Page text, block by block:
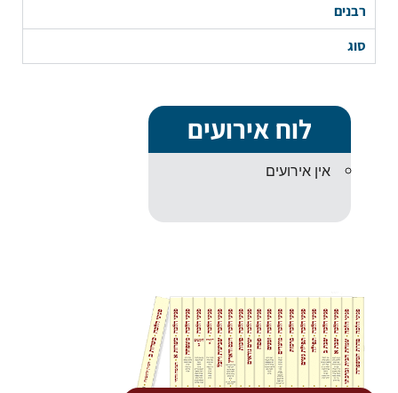
רבנים
סוג
לוח אירועים
אין אירועים